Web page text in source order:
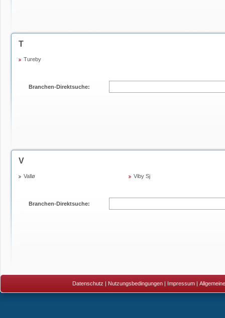
T
Tureby
Branchen-Direktsuche:
V
Vallø Viby Sj
Branchen-Direktsuche:
Datenschutz | Nutzungsbedingungen| Impressum|